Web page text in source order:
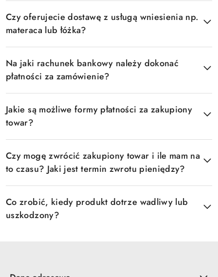
Czy oferujecie dostawę z usługą wniesienia np.
materaca lub łóżka?
Na jaki rachunek bankowy należy dokonać
płatności za zamówienie?
Jakie są możliwe formy płatności za zakupiony
towar?
Czy mogę zwrócić zakupiony towar i ile mam na
to czasu? Jaki jest termin zwrotu pieniędzy?
Co zrobić, kiedy produkt dotrze wadliwy lub
uszkodzony?